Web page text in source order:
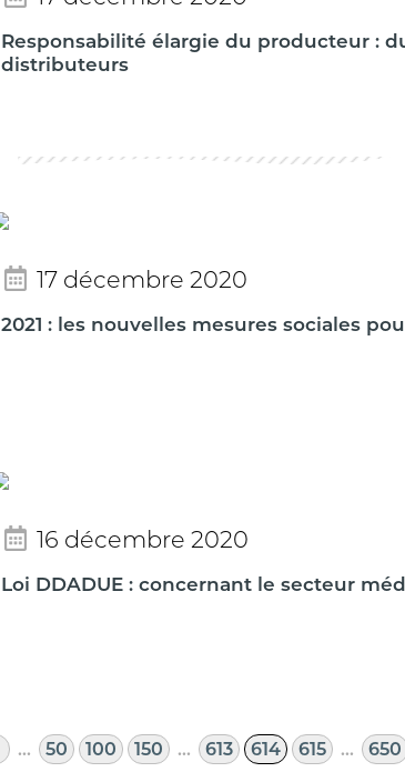
Responsabilité élargie du producteur :
distributeurs
17 décembre 2020
2021 : les nouvelles mesures sociales
16 décembre 2020
Loi DDADUE : concernant le secteur
… 50 100 150 … 613 614 615 … 650